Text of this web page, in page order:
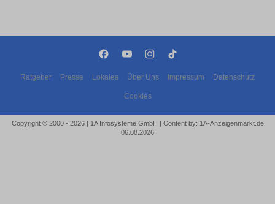
Ratgeber Presse Lokales Über Uns Impressum Datenschutz
Cookies
Copyright © 2000 - 2026 | 1A Infosysteme GmbH | Content by: 1A-Anzeigenmarkt.de
06.08.2026